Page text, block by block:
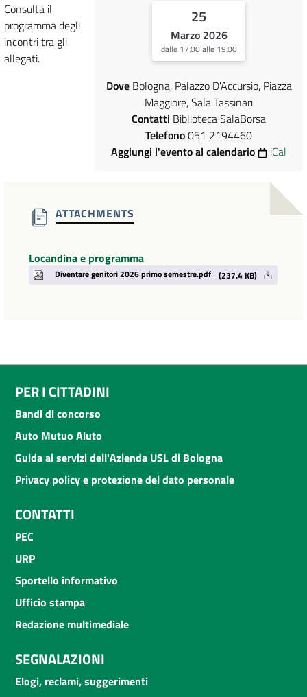
25
Marzo 2026
dalle 17:00 alle 19:00
Dove Bologna, Palazzo D'Accursio, Piazza
Maggiore, Sala Tassinari
Contatti Biblioteca SalaBorsa
Telefono051 2194460
Aggiungi l'evento al calendario
iCal
Consulta il
programma degli
incontri tra gli
allegati.
ATTACHMENTS
Locandina e programma
Diventare genitori 2026 primo semestre.pdf (237.4 KB)
PER I CITTADINI
Bandi di concorso
Auto Mutuo Aiuto
Guida ai servizi dell'Azienda USL di Bologna
Privacy policy e protezione del dato personale
CONTATTI
PEC
URP
Sportello informativo
Ufficio stampa
Redazione multimediale
SEGNALAZIONI
Elogi, reclami, suggerimenti